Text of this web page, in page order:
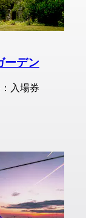
ーデン
入場券